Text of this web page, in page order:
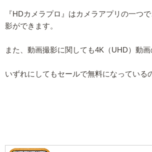
『HDカメラプロ』はカメラアプリの一つ
影ができます。
また、動画撮影に関しても4K（UHD）動
いずれにしてもセールで無料になっている